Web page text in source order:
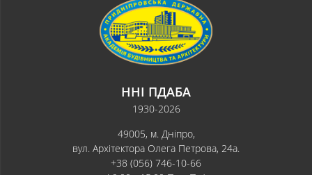
ННІ ПДАБА
1930-2026
49005, м. Дніпро,
вул. Архітектора Олега Петрова, 24а.
+38 (056) 746-10-66